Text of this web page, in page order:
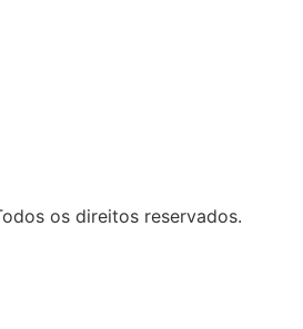
os direitos reservados.